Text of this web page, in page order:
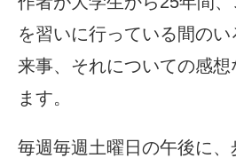
を習いに行っている間の
来事、それについての感
ます。
毎週毎週土曜日の午後に